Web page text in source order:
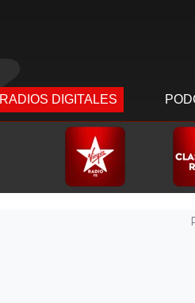
RADIOS DIGITALES